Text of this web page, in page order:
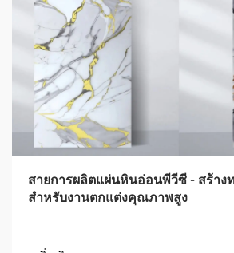
สายการผลิตแผ่นหินอ่อนพีวีซี - สร้าง
สำหรับงานตกแต่งคุณภาพสูง